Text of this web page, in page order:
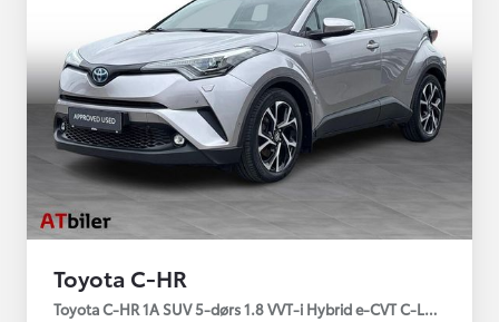
Toyota C-HR
Toyota C-HR 1A SUV 5-dørs 1.8 VVT-i Hybrid e-CVT C-LUB -